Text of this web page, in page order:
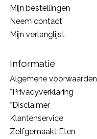
Mijn bestellingen
Neem contact
Mijn verlanglijst
Informatie
Algemene voorwaarden
*Privacyverklaring
*Disclaimer
Klantenservice
Zelfgemaakt Eten